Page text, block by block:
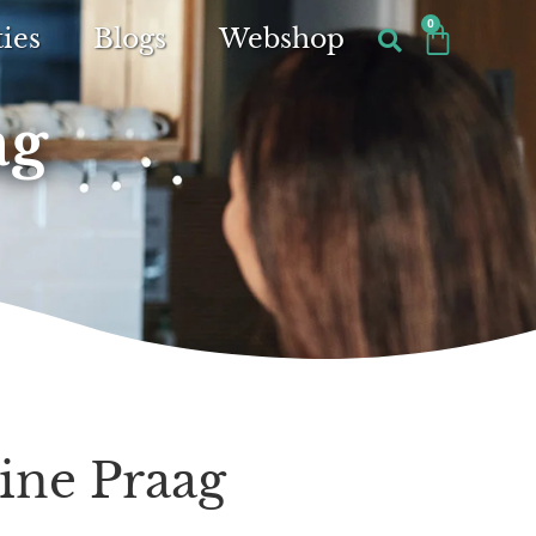
Blogs Webshop 0
Praag